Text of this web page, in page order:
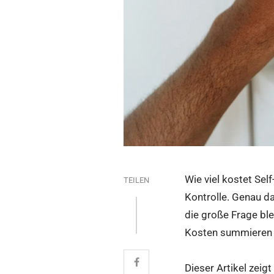
TEILEN
Wie viel kostet
Kontrolle. Genau
die große Frage
Kosten
Dieser Artikel